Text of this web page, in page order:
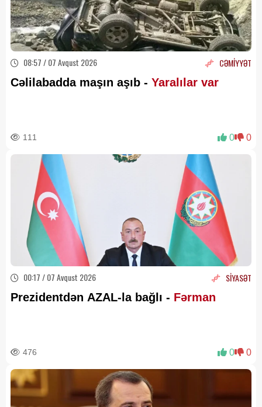
08:57 / 07 Avqust 2026 CƏMİYYƏT
Cəlilabadda maşın aşıb - Yaralılar var
111 0 0
00:17 / 07 Avqust 2026 SİYASƏT
Prezidentdən AZAL-la bağlı - Fərman
476 0 0